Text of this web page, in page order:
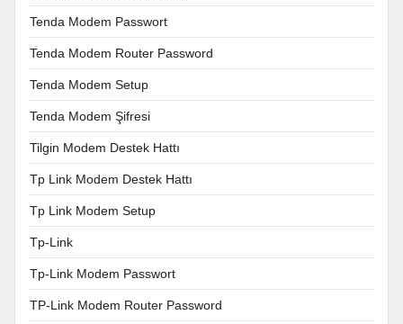
Tenda Modem Passwort
Tenda Modem Router Password
Tenda Modem Setup
Tenda Modem Şifresi
Tilgin Modem Destek Hattı
Tp Link Modem Destek Hattı
Tp Link Modem Setup
Tp-Link
Tp-Link Modem Passwort
TP-Link Modem Router Password